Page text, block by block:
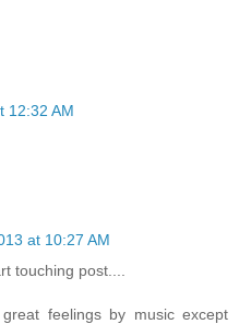
12:32 AM
at 10:27 AM
touching post....
feelings by music except